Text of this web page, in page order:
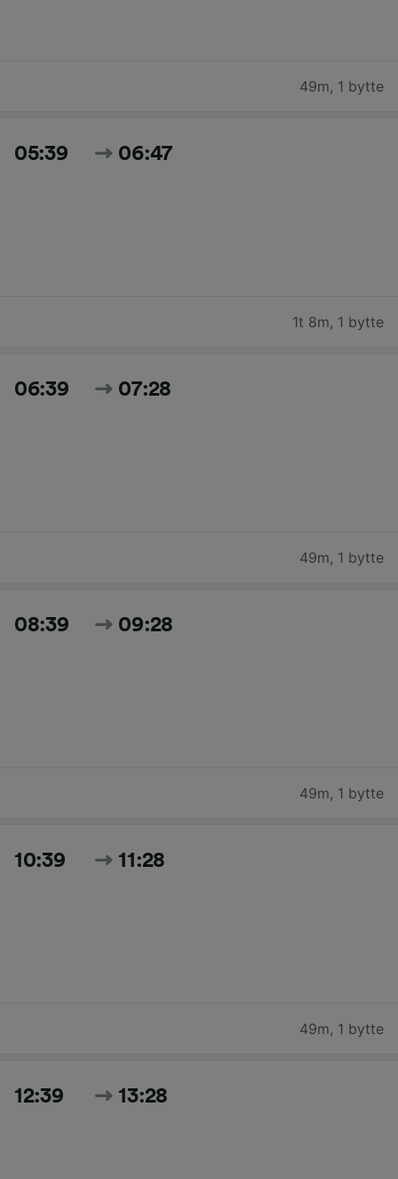
49m, 1 bytte
05:39 06:47
1t 8m, 1 bytte
06:39 07:28
49m, 1 bytte
08:39 09:28
49m, 1 bytte
10:39 11:28
49m, 1 bytte
12:39 13:28